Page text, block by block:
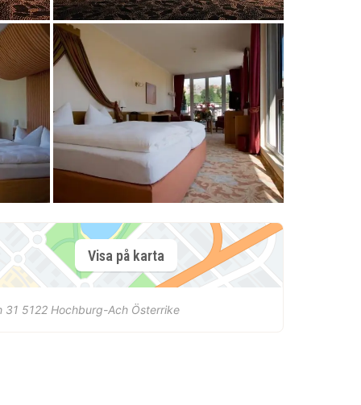
Visa på karta
31 5122 Hochburg-Ach Österrike